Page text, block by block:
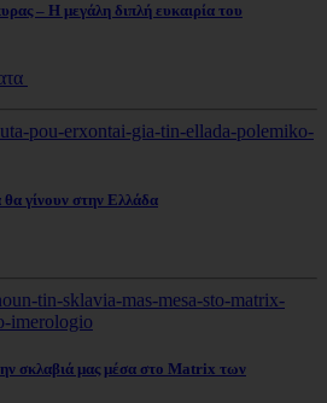
– Η μεγάλη διπλή ευκαιρία του
γίνουν στην Ελλάδα
σκλαβιά μας μέσα στο Matrix των